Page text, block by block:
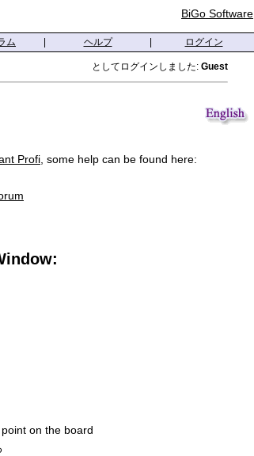
BiGo Software
ム ヘルプ ログイン
としてログインしました: Guest
Profi , some help can be found here:
on the board